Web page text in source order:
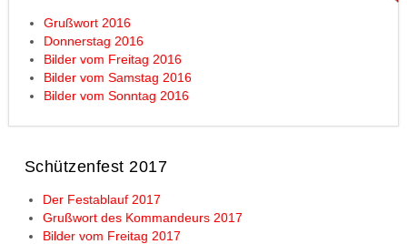
Grußwort 2016
Donnerstag 2016
Bilder vom Freitag 2016
Bilder vom Samstag 2016
Bilder vom Sonntag 2016
Schützenfest 2017
Der Festablauf 2017
Grußwort des Kommandeurs 2017
Bilder vom Freitag 2017